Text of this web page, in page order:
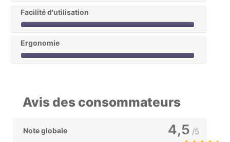
Facilité d'utilisation
Ergonomie
Avis des consommateurs
Note globale 4,5 /5